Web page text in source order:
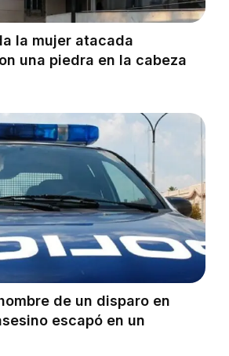
la mujer atacada
una piedra en la cabeza
de un disparo en
escapó en un